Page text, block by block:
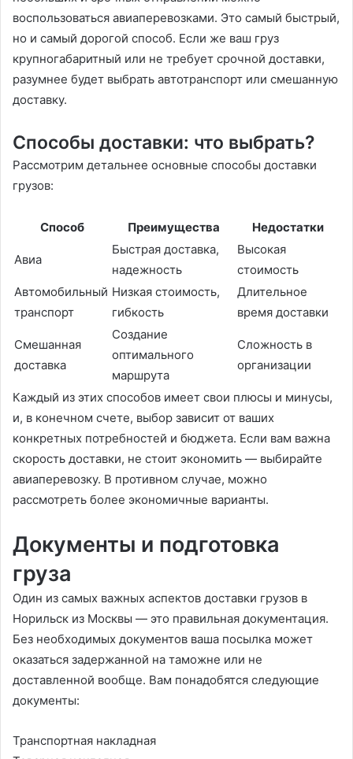
воспользоваться авиаперевозками. Это самый быстрый,
но и самый дорогой способ. Если же ваш груз
крупногабаритный или не требует срочной доставки,
разумнее будет выбрать автотранспорт или смешанную
доставку.
Способы доставки: что выбрать?
Рассмотрим детальнее основные способы доставки
грузов:
Способ Преимущества Недостатки
Авиа
Быстрая доставка,
надежность
Высокая
стоимость
Автомобильный
транспорт
Низкая стоимость,
гибкость
Длительное
время доставки
Смешанная
доставка
Создание
оптимального
маршрута
Сложность в
организации
Каждый из этих способов имеет свои плюсы и минусы,
и, в конечном счете, выбор зависит от ваших
конкретных потребностей и бюджета. Если вам важна
скорость доставки, не стоит экономить — выбирайте
авиаперевозку. В противном случае, можно
рассмотреть более экономичные варианты.
Документы и подготовка
груза
Один из самых важных аспектов доставки грузов в
Норильск из Москвы — это правильная документация.
Без необходимых документов ваша посылка может
оказаться задержанной на таможне или не
доставленной вообще. Вам понадобятся следующие
документы:
Транспортная накладная